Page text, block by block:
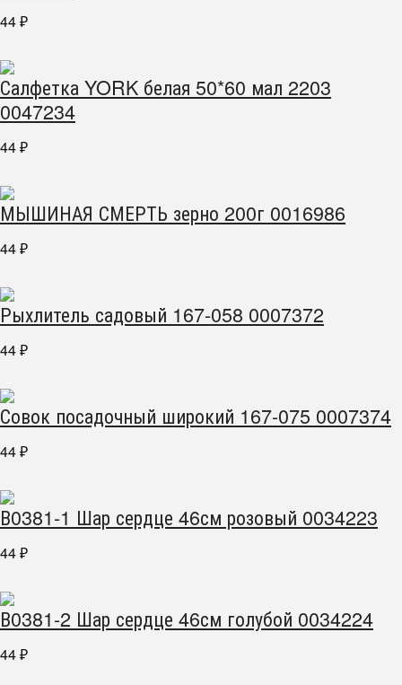
44 ₽
Салфетка YORK белая 50*60 мал 2203
0047234
44 ₽
МЫШИНАЯ СМЕРТЬ зерно 200г 0016986
44 ₽
Рыхлитель садовый 167-058 0007372
44 ₽
Совок посадочный широкий 167-075 0007374
44 ₽
В0381-1 Шар сердце 46см розовый 0034223
44 ₽
В0381-2 Шар сердце 46см голубой 0034224
44 ₽